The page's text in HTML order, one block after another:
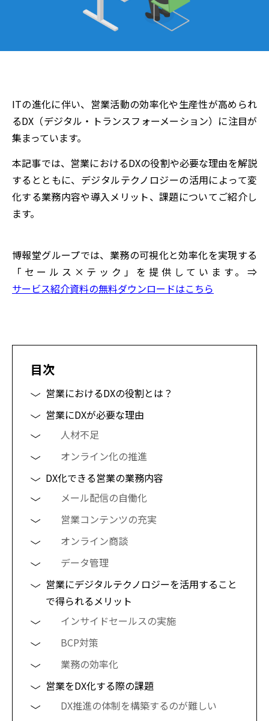
ITの進化に伴い、営業活動の効率化や生産性が高められ
るDX（デジタル・トランスフォーメーション）に注目が
集まっています。
本記事では、営業におけるDXの役割や必要な理由を解説
するとともに、デジタルテクノロジーの活用によって変
化する業務内容や導入メリット、課題についてご紹介し
ます。
博報堂グループでは、業務の可視化と効率化を実現する
「セールス×テック」を提供しています。 ⇒
サービス紹介資料の無料ダウンロードはこちら
目次
営業におけるDXの役割とは？
営業にDXが必要な理由
人材不足
オンライン化の推進
DX化できる営業の業務内容
メール配信の自働化
営業コンテンツの充実
オンライン商談
データ管理
営業にデジタルテクノロジーを活用すること
で得られるメリット
インサイドセールスの実施
BCP対策
業務の効率化
営業をDX化する際の課題
DX推進の体制を構築するのが難しい